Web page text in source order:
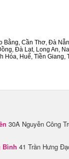
Bằng, Cần Thơ, Đà
Đà Lạt, Long An,
Hóa, Huế, Tiền Giang,
30A Nguyễn Công
Bình 41 Trần Hưng